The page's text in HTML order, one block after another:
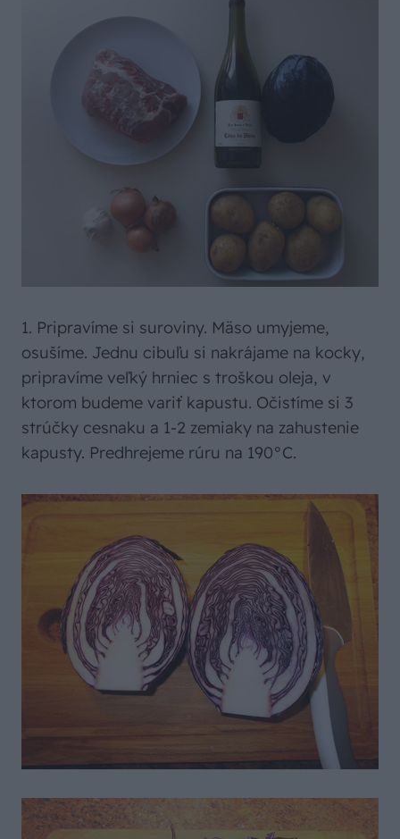
1. Pripravíme si suroviny. Mäso umyjeme,
osušíme. Jednu cibuľu si nakrájame na kocky,
pripravíme veľký hrniec s troškou oleja, v
ktorom budeme variť kapustu. Očistíme si 3
strúčky cesnaku a 1-2 zemiaky na zahustenie
kapusty. Predhrejeme rúru na 190°C.